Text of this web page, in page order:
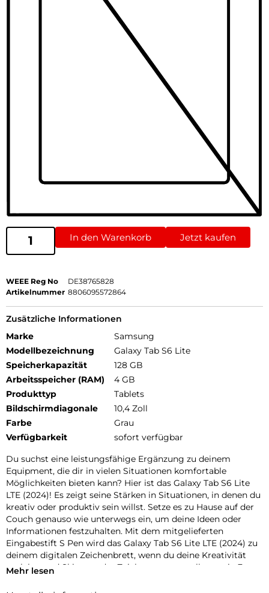
In den Warenkorb Jetzt kaufen
WEEE Reg No
DE38765828
Artikelnummer 8806095572864
Zusätzliche Informationen
Marke
Samsung
Modellbezeichnung
Galaxy Tab S6 Lite
Speicherkapazität
128 GB
Arbeitsspeicher (RAM)
4 GB
Produkttyp
Tablets
Bildschirmdiagonale
10,4 Zoll
Farbe
Grau
Verfügbarkeit
sofort verfügbar
Du suchst eine leistungsfähige Ergänzung zu deinem
Equipment, die dir in vielen Situationen komfortable
Möglichkeiten bieten kann? Hier ist das Galaxy Tab S6 Lite
LTE (2024)! Es zeigt seine Stärken in Situationen, in denen du
kreativ oder produktiv sein willst. Setze es zu Hause auf der
Couch genauso wie unterwegs ein, um deine Ideen oder
Informationen festzuhalten. Mit dem mitgelieferten
Eingabestift S Pen wird das Galaxy Tab S6 Lite LTE (2024) zu
deinem digitalen Zeichenbrett, wenn du deine Kreativität
auslebst und Skizzen oder Zeichnungen erstellst sowie Fotos
Mehr lesen